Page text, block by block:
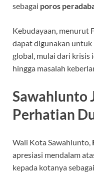
sebagai poros
Kebudayaan, menurut
dapat digunakan
global, mulai dari krisis
hingga masalah
Sawahlunto
Perhatian
Wali Kota Sawahlunto,
apresiasi mendalam
kepada kotanya